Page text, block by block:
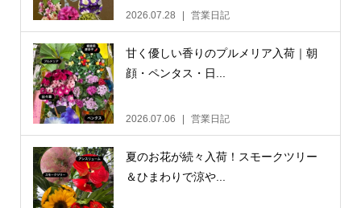
2026.07.28 営業日記
甘く優しい香りのプルメリア入荷｜朝
顔・ペンタス・日...
2026.07.06 営業日記
夏のお花が続々入荷！スモークツリー
＆ひまわりで涼や...